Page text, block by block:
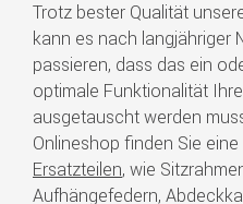
Trotz bester Qualität
kann es nach langjähriger
passieren, dass das ein
optimale Funktionalität
ausgetauscht werden
Onlineshop finden Sie
Ersatzteilen, wie
Aufhängefedern,